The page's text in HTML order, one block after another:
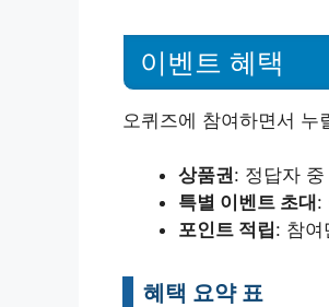
이벤트 혜택
오퀴즈에 참여하면서 누
상품권: 정답자
특별 이벤트 초대 :
포인트 적립: 참여
혜택 요약 표